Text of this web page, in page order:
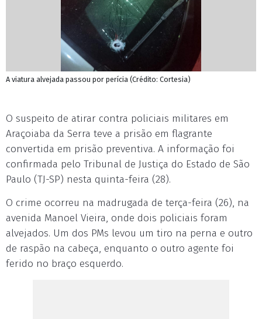
A viatura alvejada passou por perícia (Crédito: Cortesia)
O suspeito de atirar contra policiais militares em
Araçoiaba da Serra teve a prisão em flagrante
convertida em prisão preventiva. A informação foi
confirmada pelo Tribunal de Justiça do Estado de São
Paulo (TJ-SP) nesta quinta-feira (28).
O crime ocorreu na madrugada de terça-feira (26), na
avenida Manoel Vieira, onde dois policiais foram
alvejados. Um dos PMs levou um tiro na perna e outro
de raspão na cabeça, enquanto o outro agente foi
ferido no braço esquerdo.